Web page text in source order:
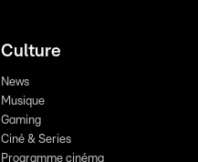
Culture
News
Musique
Gaming
Ciné & Series
Programme cinéma